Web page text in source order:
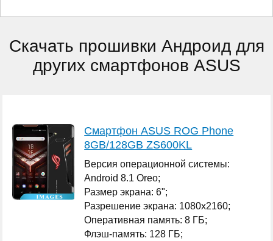
Скачать прошивки Андроид для
других смартфонов ASUS
Смартфон ASUS ROG Phone
8GB/128GB ZS600KL
Версия операционной системы:
Android 8.1 Oreo;
Размер экрана: 6";
Разрешение экрана: 1080x2160;
Оперативная память: 8 ГБ;
Флэш-память: 128 ГБ;